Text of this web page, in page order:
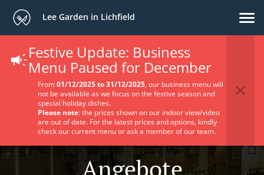
Lee Garden in Lichfield
Festive Update: Business
Menu Paused for December
From01/12/2025 to 31/12/2025, our business menu will
not be available as we focus on the festive season and
special holiday dishes.
Please note: the prices shown on our indoor view/video
are out of date. For the latest prices and options, kindly
check our current menu or ask a member of our team.
Angebote